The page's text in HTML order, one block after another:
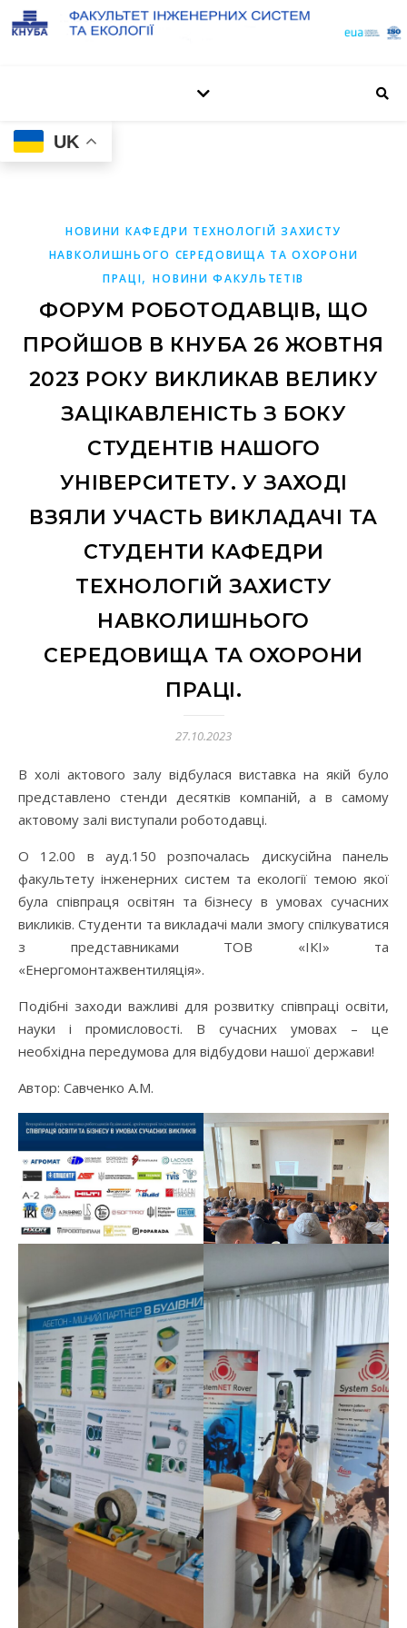
UK
НОВИНИ КАФЕДРИ ТЕХНОЛОГІЙ ЗАХИСТУ
НАВКОЛИШНЬОГО СЕРЕДОВИЩА ТА ОХОРОНИ
ПРАЦІ,НОВИНИ ФАКУЛЬТЕТІВ
ФОРУМ РОБОТОДАВЦІВ, ЩО
ПРОЙШОВ В КНУБА 26 ЖОВТНЯ
2023 РОКУ ВИКЛИКАВ ВЕЛИКУ
ЗАЦІКАВЛЕНІСТЬ З БОКУ
СТУДЕНТІВ НАШОГО
УНІВЕРСИТЕТУ. У ЗАХОДІ
ВЗЯЛИ УЧАСТЬ ВИКЛАДАЧІ ТА
СТУДЕНТИ КАФЕДРИ
ТЕХНОЛОГІЙ ЗАХИСТУ
НАВКОЛИШНЬОГО
СЕРЕДОВИЩА ТА ОХОРОНИ
ПРАЦІ.
27.10.2023
В холі актового залу відбулася виставка на якій було
представлено стенди десятків компаній, а в самому
актовому залі виступали роботодавці.
О 12.00 в ауд.150 розпочалась дискусійна панель
факультету інженерних систем та екології темою якої
була співпраця освітян та бізнесу в умовах сучасних
викликів. Студенти та викладачі мали змогу спілкуватися
з представниками ТОВ «ІКІ» та
«Енергомонтажвентиляція».
Подібні заходи важливі для розвитку співпраці освіти,
науки і промисловості. В сучасних умовах – це
необхідна передумова для відбудови нашої держави!
Автор: Савченко А.М.